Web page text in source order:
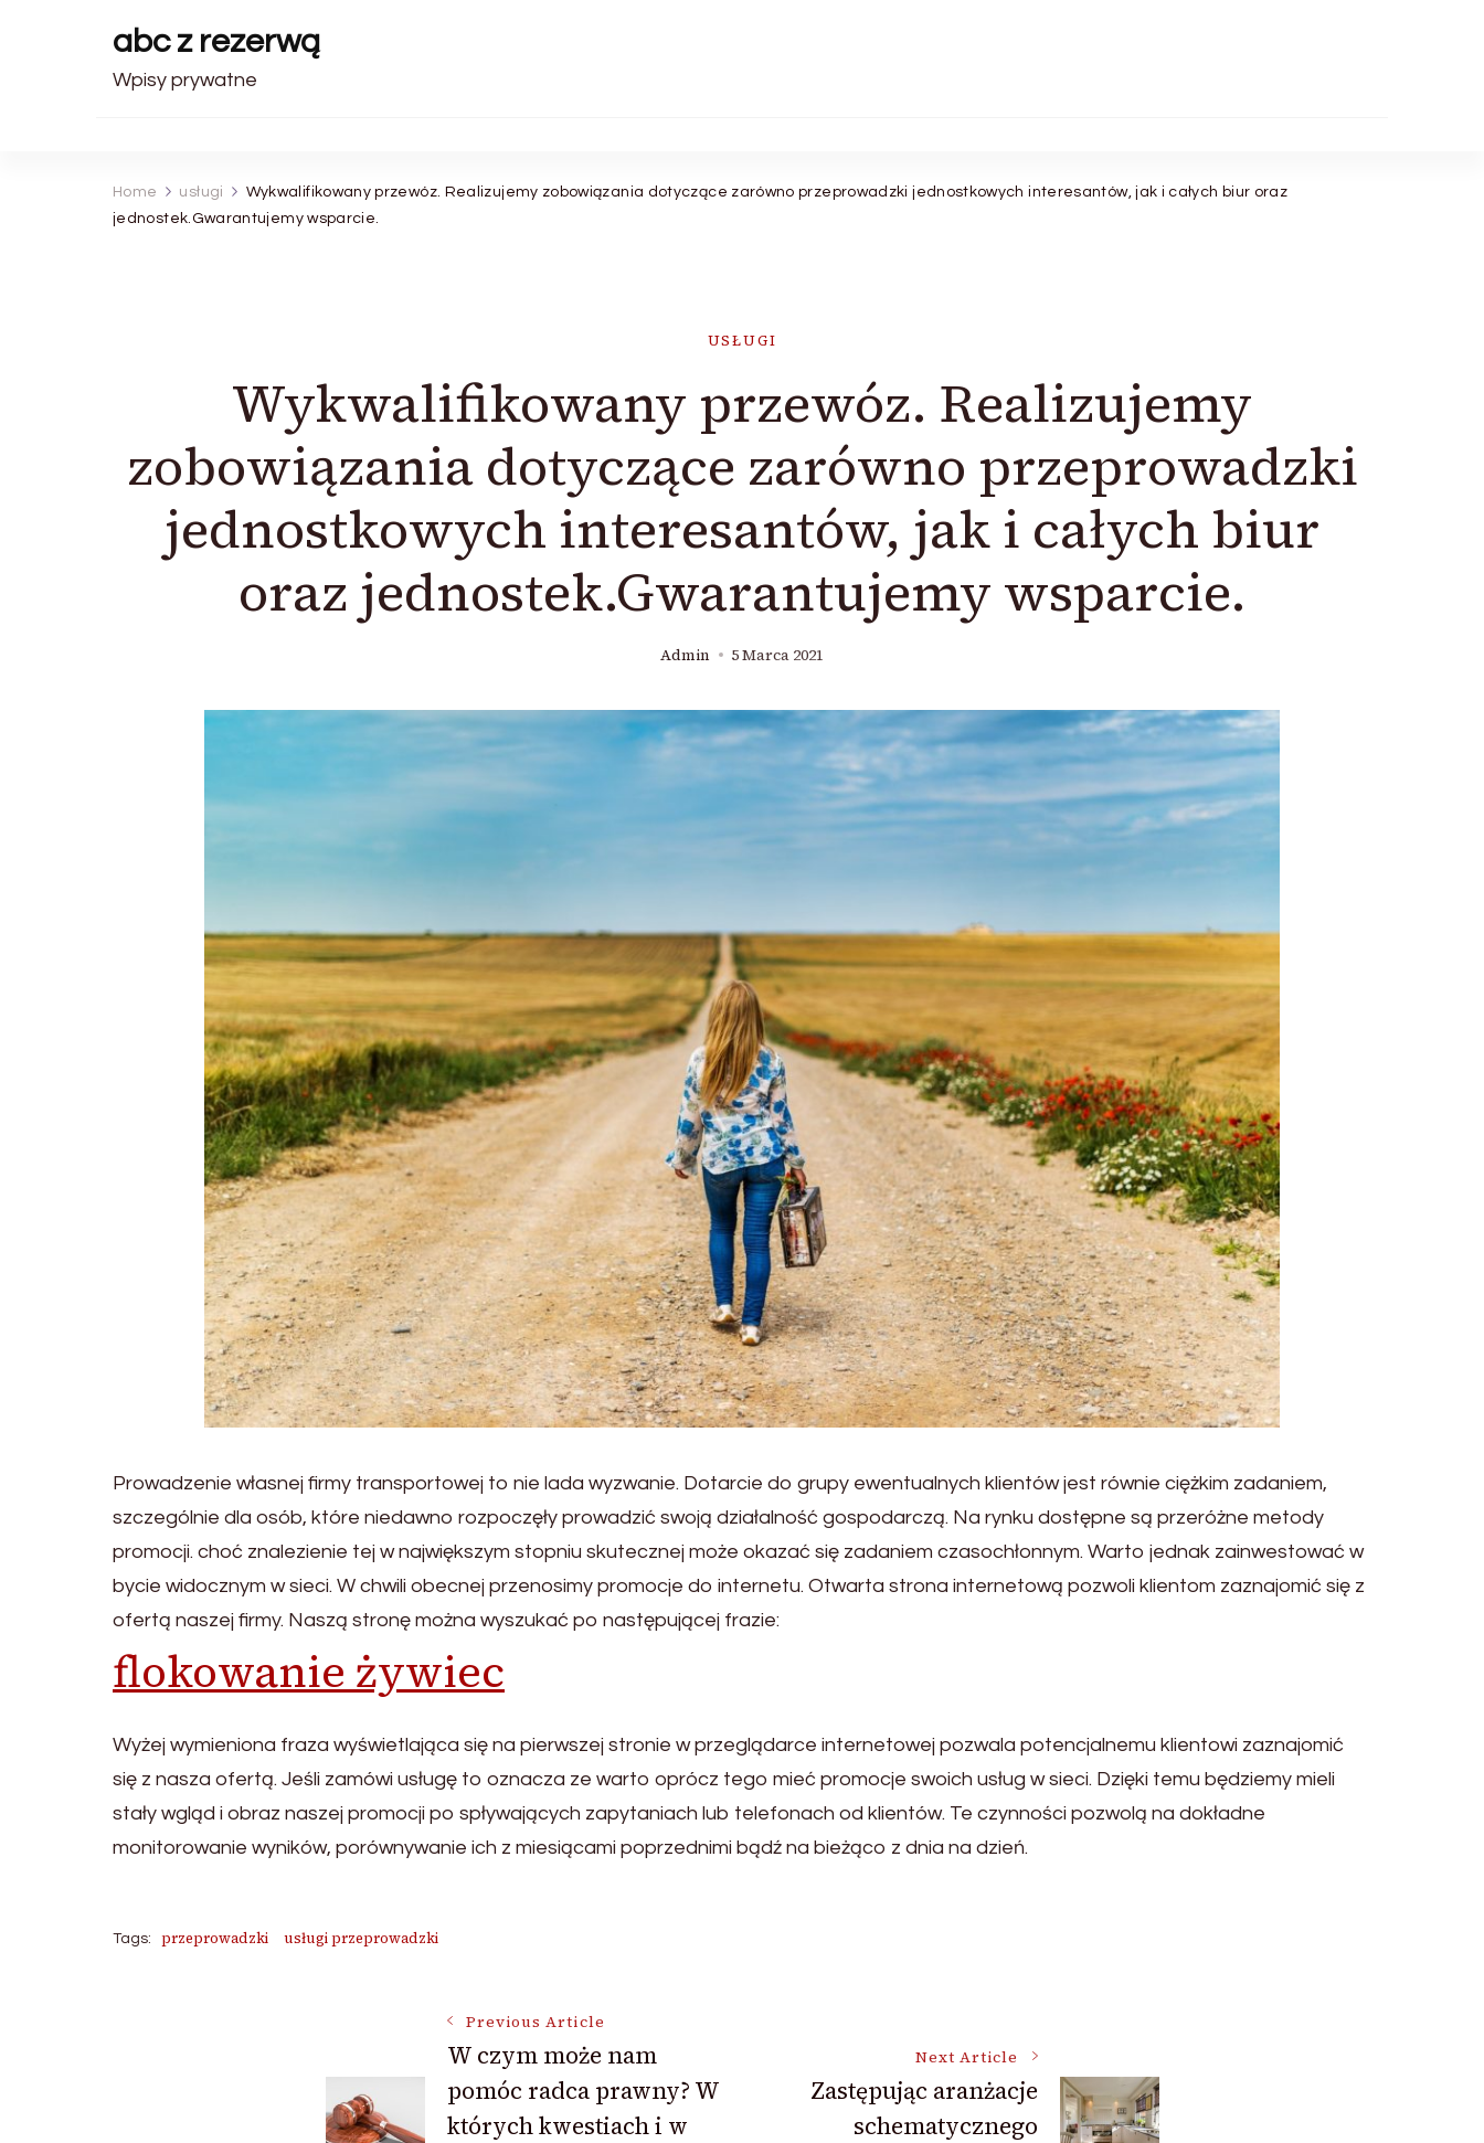
abc z rezerwą
Wpisy prywatne
Home usługi
Wykwalifikowany przewóz. Realizujemy zobowiązania dotyczące zarówno przeprowadzki jednostkowych interesantów, jak i całych biur oraz
jednostek.Gwarantujemy wsparcie.
USŁUGI
Wykwalifikowany przewóz. Realizujemy
zobowiązania dotyczące zarówno przeprowadzki
jednostkowych interesantów, jak i całych biur
oraz jednostek.Gwarantujemy wsparcie.
Admin 5 Marca 2021
Prowadzenie własnej firmy transportowej to nie lada wyzwanie. Dotarcie do grupy ewentualnych klientów jest równie ciężkim zadaniem,
szczególnie dla osób, które niedawno rozpoczęły prowadzić swoją działalność gospodarczą. Na rynku dostępne są przeróżne metody
promocji. choć znalezienie tej w największym stopniu skutecznej może okazać się zadaniem czasochłonnym. Warto jednak zainwestować w
bycie widocznym w sieci. W chwili obecnej przenosimy promocje do internetu. Otwarta strona internetową pozwoli klientom zaznajomić się z
ofertą naszej firmy. Naszą stronę można wyszukać po następującej frazie:
flokowanie żywiec
Wyżej wymieniona fraza wyświetlająca się na pierwszej stronie w przeglądarce internetowej pozwala potencjalnemu klientowi zaznajomić
się z nasza ofertą. Jeśli zamówi usługę to oznacza ze warto oprócz tego mieć promocje swoich usług w sieci. Dzięki temu będziemy mieli
stały wgląd i obraz naszej promocji po spływających zapytaniach lub telefonach od klientów. Te czynności pozwolą na dokładne
monitorowanie wyników, porównywanie ich z miesiącami poprzednimi bądź na bieżąco z dnia na dzień.
Tags: przeprowadzki usługi przeprowadzki
Navigation
Previous Article
W czym może nam
pomóc radca prawny? W
których kwestiach i w
Next Article
Zastępując aranżacje
schematycznego